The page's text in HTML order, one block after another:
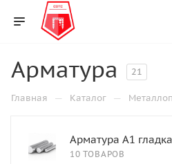
Арматура 21
Главная — Каталог —
Арматура А1
10 ТОВАРОВ